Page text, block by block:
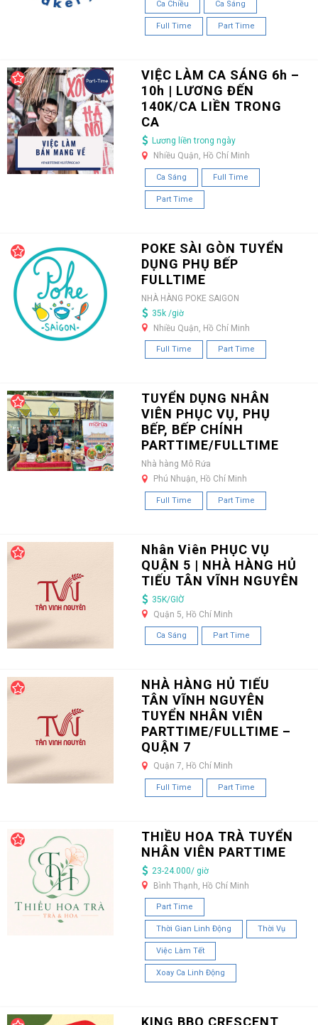
Ca Chiều Ca Sáng
Full Time Part Time
VIỆC LÀM CA SÁNG 6h –
10h | LƯƠNG ĐẾN
140K/CA LIỀN TRONG
CA
Lương liền trong ngày
Nhiều Quận, Hồ Chí Minh
Ca Sáng Full Time
Part Time
POKE SÀI GÒN TUYỂN
DỤNG PHỤ BẾP
FULLTIME
NHÀ HÀNG POKE SAIGON
35k /giờ
Nhiều Quận, Hồ Chí Minh
Full Time Part Time
TUYỂN DỤNG NHÂN
VIÊN PHỤC VỤ, PHỤ
BẾP, BẾP CHÍNH
PARTTIME/FULLTIME
Nhà hàng Mô Rứa
Phú Nhuận, Hồ Chí Minh
Full Time Part Time
Nhân Viên PHỤC VỤ
QUẬN 5 | NHÀ HÀNG HỦ
TIẾU TÂN VĨNH NGUYÊN
35K/GIỜ
Quận 5, Hồ Chí Minh
Ca Sáng Part Time
NHÀ HÀNG HỦ TIẾU
TÂN VĨNH NGUYÊN
TUYỂN NHÂN VIÊN
PARTTIME/FULLTIME –
QUẬN 7
Quận 7, Hồ Chí Minh
Full Time Part Time
THIỀU HOA TRÀ TUYỂN
NHÂN VIÊN PARTTIME
23-24.000/ giờ
Bình Thạnh, Hồ Chí Minh
Part Time
Thời Gian Linh Động Thời Vụ
Việc Làm Tết
Xoay Ca Linh Động